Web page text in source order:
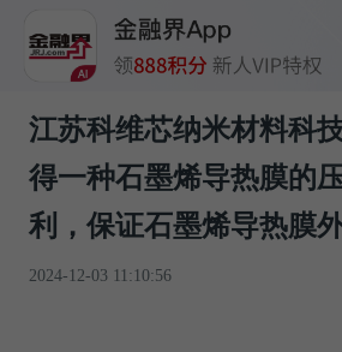
江苏科维芯纳米材料科
得一种石墨烯导热膜的
利，保证石墨烯导热膜
2024-12-03 11:10:56